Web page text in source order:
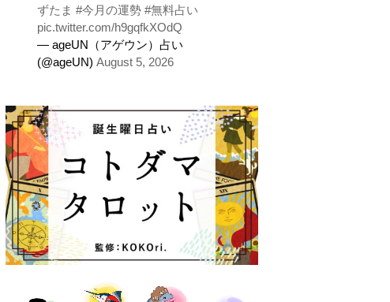
ずたま #今月の運勢 #無料占い
pic.twitter.com/h9gqfkXOdQ
— ageUN（アゲウン）占い
(@ageUN) August 5, 2026